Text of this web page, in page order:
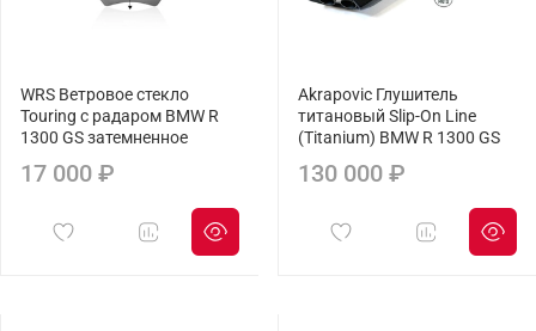
WRS Ветровое стекло
Touring с радаром BMW R
1300 GS затемненное
17 000 ₽
Akrapovic Глушитель
титановый Slip-On Line
(Titanium) BMW R 1300 GS
130 000 ₽